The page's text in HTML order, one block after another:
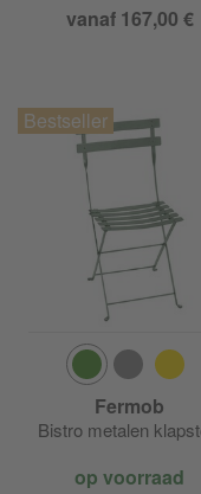
vanaf 167,00 €
Fermob
Bistro metalen
op voorraad